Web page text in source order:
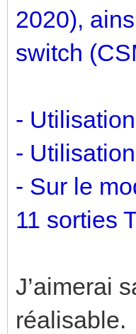
2020),
switch
-
-
- Sur le
11 sorties
J’aimerai
réalisable.